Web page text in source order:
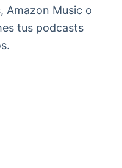
Amazon Music o
tus podcasts